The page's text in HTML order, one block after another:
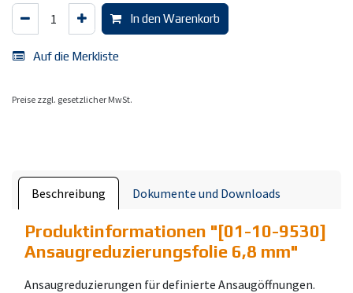
In den Warenkorb
Auf die Merkliste
Preise zzgl. gesetzlicher MwSt.
Beschreibung Dokumente und Downloads
Produktinformationen "[01-10-9530]
Ansaugreduzierungsfolie 6,8 mm"
Ansaugreduzierungen für definierte Ansaugöffnungen.